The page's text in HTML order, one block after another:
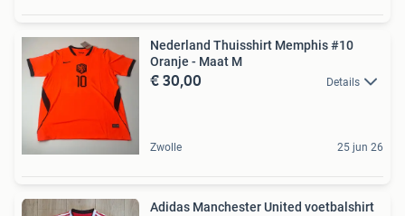
Nederland Thuisshirt Memphis #10
Oranje - Maat M
€ 30,00 Details
Zwolle 25 jun 26
Adidas Manchester United voetbalshirt